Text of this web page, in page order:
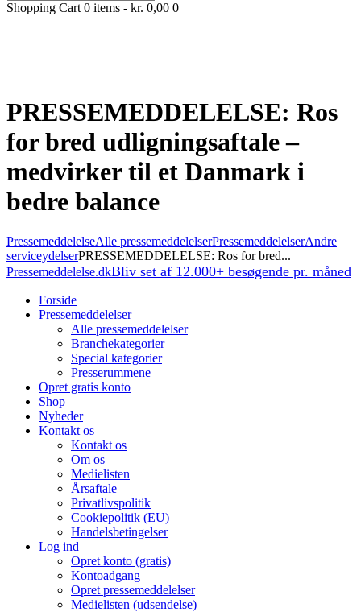
Shopping Cart 0 items - kr. 0,00 0
PRESSEMEDDELELSE: Ros
for bred udligningsaftale –
medvirker til et Danmark i
bedre balance
PressemeddelelseAlle pressemeddelelserPressemeddelelserAndre
serviceydelserPRESSEMEDDELELSE: Ros for bred...
Pressemeddelelse.dkBliv set af 12.000+ besøgende pr. måned
Forside
Pressemeddelelser
Alle pressemeddelelser
Branchekategorier
Special kategorier
Presserummene
Opret gratis konto
Shop
Nyheder
Kontakt os
Kontakt os
Om os
Medielisten
Årsaftale
Privatlivspolitik
Cookiepolitik (EU)
Handelsbetingelser
Log ind
Opret konto (gratis)
Kontoadgang
Opret pressemeddelelser
Medielisten (udsendelse)